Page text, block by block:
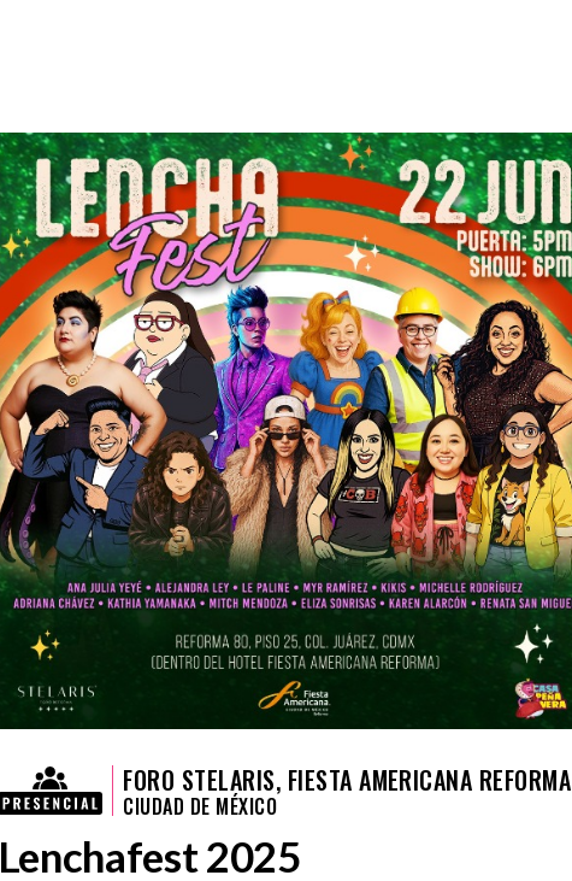
FORO STELARIS, FIESTA AMERICANA REFORMA
CIUDAD DE MÉXICO
Lenchafest 2025